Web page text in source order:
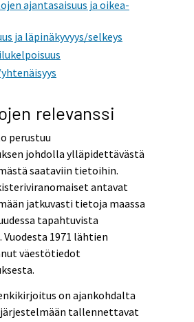
ajantasaisuus ja oikea-
ja läpinäkyvyys/selkeys
relevanssi
perustuu
johdolla ylläpidettävästä
saataviin tietoihin.
antavat
jatkuvasti tietoja maassa
tapahtuvista
1971 lähtien
väestötiedot
on ajankohdalta
tallennettavat